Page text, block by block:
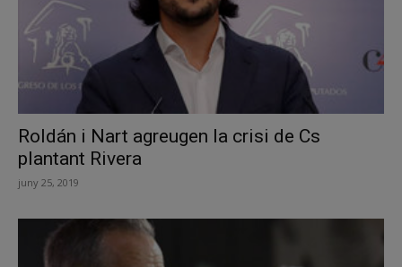
Roldán i Nart agreugen la crisi de Cs
plantant Rivera
juny 25, 2019